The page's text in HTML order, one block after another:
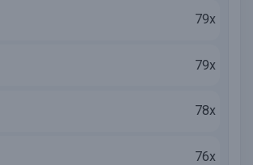
79x
79x
78x
76x